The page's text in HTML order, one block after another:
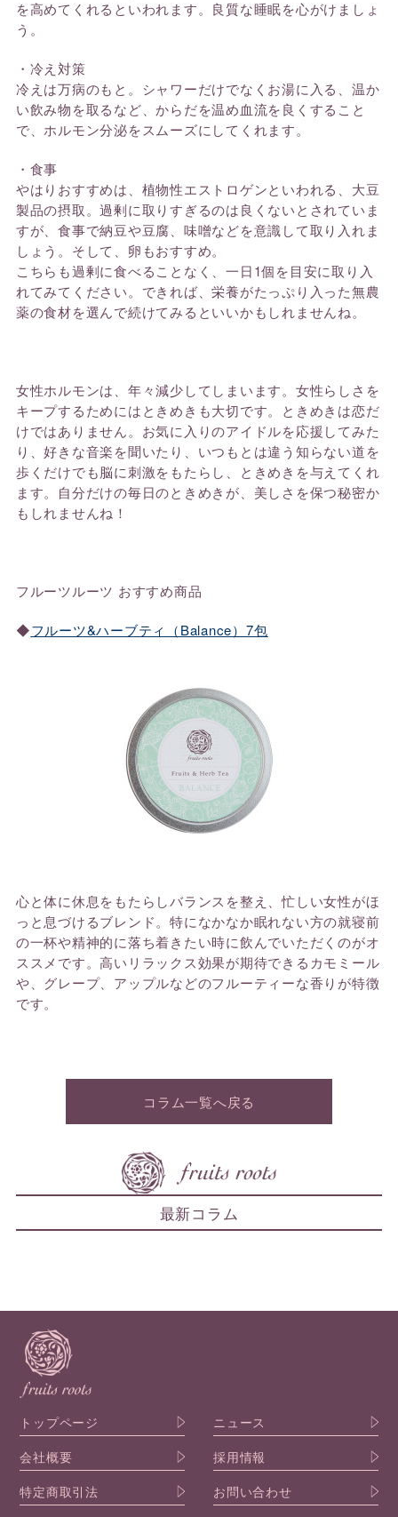
を高めてくれるといわれます。良質な睡眠を心がけましょ
う。
・冷え対策
冷えは万病のもと。シャワーだけでなくお湯に入る、温か
い飲み物を取るなど、からだを温め血流を良くすること
で、ホルモン分泌をスムーズにしてくれます。
・食事
やはりおすすめは、植物性エストロゲンといわれる、大豆
製品の摂取。過剰に取りすぎるのは良くないとされていま
すが、食事で納豆や豆腐、味噌などを意識して取り入れま
しょう。そして、卵もおすすめ。
こちらも過剰に食べることなく、一日1個を目安に取り入
れてみてください。できれば、栄養がたっぷり入った無農
薬の食材を選んで続けてみるといいかもしれませんね。
女性ホルモンは、年々減少してしまいます。女性らしさを
キープするためにはときめきも大切です。ときめきは恋だ
けではありません。お気に入りのアイドルを応援してみた
り、好きな音楽を聞いたり、いつもとは違う知らない道を
歩くだけでも脳に刺激をもたらし、ときめきを与えてくれ
ます。自分だけの毎日のときめきが、美しさを保つ秘密か
もしれませんね！
フルーツルーツ おすすめ商品
◆フルーツ&ハーブティ（Balance）7包
心と体に休息をもたらしバランスを整え、忙しい女性がほ
っと息づけるブレンド。特になかなか眠れない方の就寝前
の一杯や精神的に落ち着きたい時に飲んでいただくのがオ
ススメです。高いリラックス効果が期待できるカモミール
や、グレープ、アップルなどのフルーティーな香りが特徴
です。
コラム一覧へ戻る
最新コラム
トップページ
ニュース
会社概要
採用情報
特定商取引法
お問い合わせ